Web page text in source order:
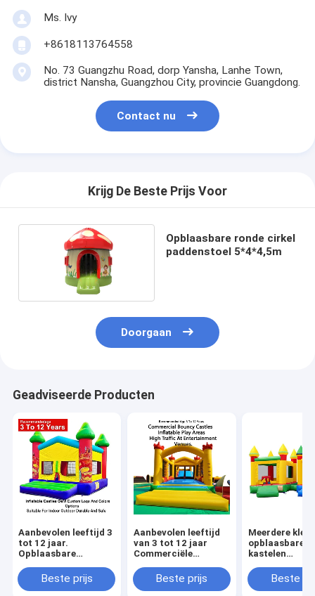
Ms. Ivy
+8618113764558
No. 73 Guangzhu Road, dorp Yansha, Lanhe Town,
district Nansha, Guangzhou City, provincie Guangdong.
Contact nu
Krijg De Beste Prijs Voor
Opblaasbare ronde cirkel
paddenstoel 5*4*4,5m
Doorgaan
Geadviseerde Producten
Aanbevolen leeftijd 3
tot 12 jaar.
Opblaasbare
aangepaste logo- en
kleuropties. Geschikt
Beste prijs
Aanbevolen leeftijd
van 3 tot 12 jaar
Commerciële
opblaasbare
speelruimten
Beste prijs
Meerdere
opblaasbare
kastelen
opvouwbaar
gemakkelijk
Beste